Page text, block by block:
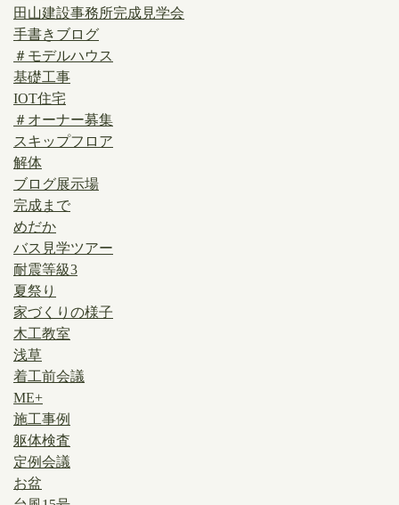
田山建設事務所完成見学会
手書きブログ
＃モデルハウス
基礎工事
IOT住宅
＃オーナー募集
スキップフロア
解体
ブログ展示場
完成まで
めだか
バス見学ツアー
耐震等級3
夏祭り
家づくりの様子
木工教室
浅草
着工前会議
ME+
施工事例
躯体検査
定例会議
お盆